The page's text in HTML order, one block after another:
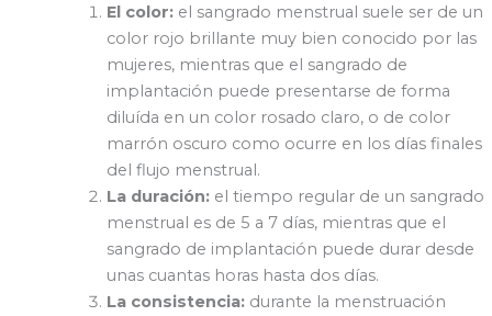
El color:el sangrado menstrual suele ser de un
color rojo brillante muy bien conocido por las
mujeres, mientras que el sangrado de
implantación puede presentarse de forma
diluída en un color rosado claro, o de color
marrón oscuro como ocurre en los días finales
del flujo menstrual.
La duración:el tiempo regular de un sangrado
menstrual es de 5 a 7 días, mientras que el
sangrado de implantación puede durar desde
unas cuantas horas hasta dos días.
La consistencia:durante la menstruación